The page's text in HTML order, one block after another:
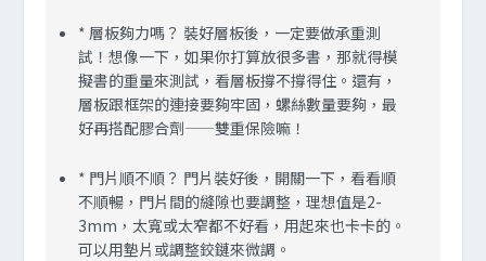
* 層板夠力嗎？ 裝好層板後，一定要做承重測
試！想像一下，如果你打算放很多書，那就得模
擬書的重量來測試，看層板撐不撐得住。還有，
層板跟框架的連接要夠牢固，螺絲數量要夠，最
好再搭配膠合劑——雙重保險嘛！
* 門片順不順？ 門片裝好後，開關一下，看看順
不順暢，門片間的縫隙也要調整，理想值是2-
3mm，太寬或太窄都不好看，用起來也卡卡的。
可以用墊片或調整鉸鏈來微調。